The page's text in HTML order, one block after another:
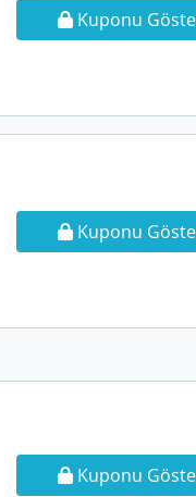
Kuponu
Kuponu
Kuponu